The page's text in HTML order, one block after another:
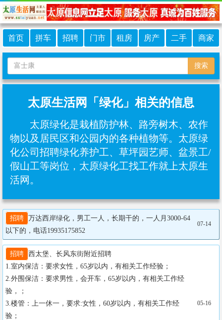
首页 拼车 招聘 门市 租房 房产 二手 商家
搜索
太原生活网「绿化」相关的信息
太原绿化是栽植防护林、路旁树木、农作
物以及居民区和公园内的各种植物等。太原绿
化公司招聘绿化养护工、‌草坪园艺师、盆景工/
假山工等岗位，太原绿化工找工作就上太原生
活网。
招聘 万达西岸绿化，男工一人，长期干的，一人月3000-64
以下的，电话19935175852
07-14
招聘 西太堡、长风东街附近招聘
1.室内保洁：要求女性，65岁以内，有相关工作经验；
2.外围保洁：要求男性，会开车，65岁以内，有相关工作经
验，；
3.楼管：上一休一，要求:女性，60岁以内，有相关工作经
验；
05-16